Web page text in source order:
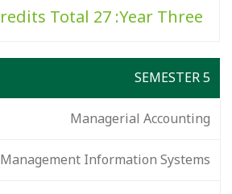
Year Three
: 27 Credits Total
SEMESTER 5
Managerial Accounting
Management Information Systems